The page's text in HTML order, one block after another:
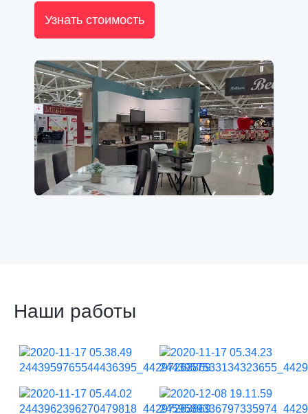
Узнать стоимость
Наши работы